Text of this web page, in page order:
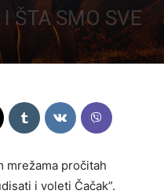
ŠTA SMO SVE
mrežama pročitah
i voleti Čačak”.